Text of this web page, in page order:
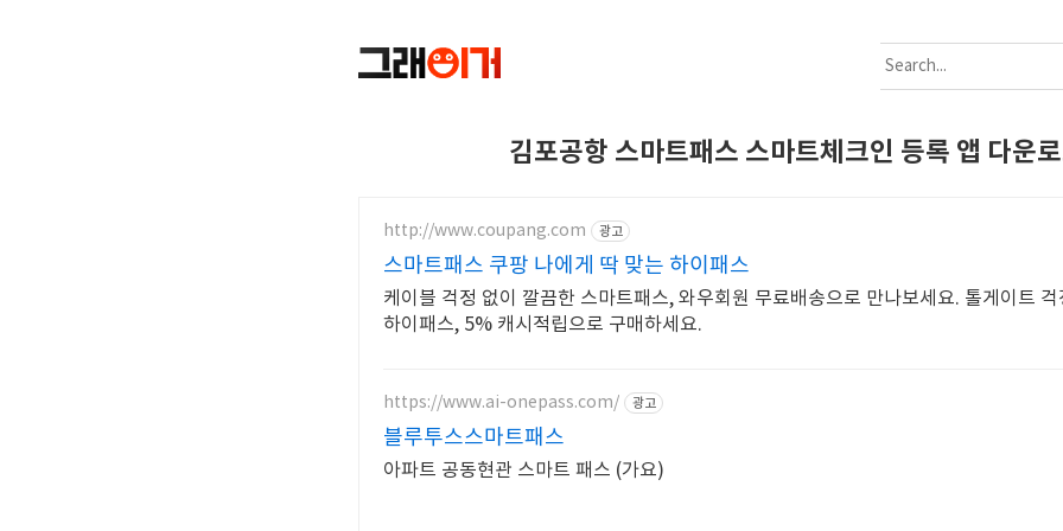
김포공항 스마트패스 스마트체크인 등록 앱 다운
http://www.coupang.com 광고
스마트패스 쿠팡 나에게 딱 맞는 하이패스
케이블 걱정 없이 깔끔한 스마트패스, 와우회원 무료배송으로 만나보세요. 톨게이트 걱
하이패스, 5% 캐시적립으로 구매하세요.
https://www.ai-onepass.com/ 광고
블루투스스마트패스
아파트 공동현관 스마트 패스 (가요)